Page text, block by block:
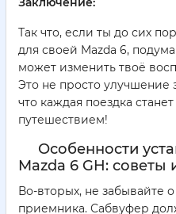
Так что, если ты до сих
для своей Mazda 6,
может изменить твоё
Это не просто улучшение
что каждая поездка
путешествием!
Особенности
Mazda 6 GH:
Во-вторых, не забывайте
приемника. Сабвуфер